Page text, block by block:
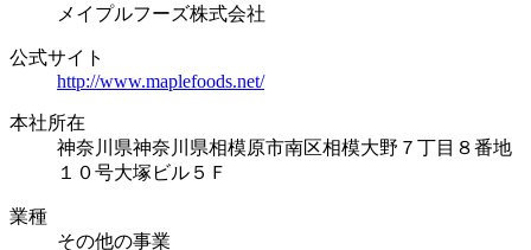
メイプルフーズ株式会社
公式サイト
http://www.maplefoods.net/
本社所在
神奈川県神奈川県相模原市南区相模大野７丁目８番地
１０号大塚ビル５Ｆ
業種
その他の事業